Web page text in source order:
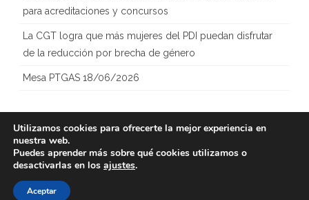
para acreditaciones y concursos
La CGT logra que más mujeres del PDI puedan disfrutar
de la reducción por brecha de género
Mesa PTGAS 18/06/2026
Copyright 2023
Sindical Universidad
Utilizamos cookies para ofrecerte la mejor experiencia en
nuestra web.
Puedes aprender más sobre qué cookies utilizamos o
desactivarlas en los ajustes.
Aceptar